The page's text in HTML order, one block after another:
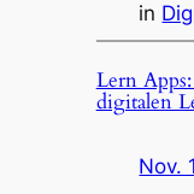
in
Lern
digitalen
Nov.